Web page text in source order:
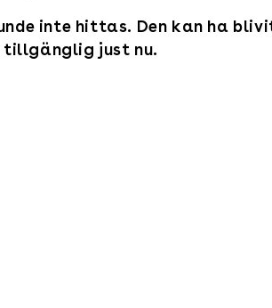
inte hittas. Den kan ha
tillgänglig just nu.